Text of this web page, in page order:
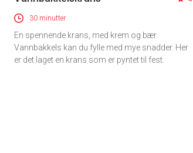
30 minutter
En spennende krans, med krem og bær.
Vannbakkels kan du fylle med mye snadder. Her
er det laget en krans som er pyntet til fest.